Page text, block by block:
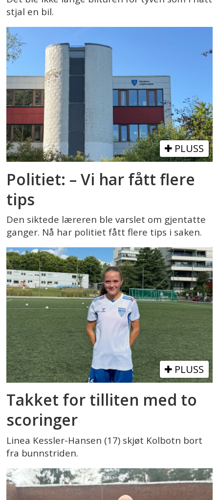
stjal en bil.
PLUSS
Politiet: – Vi har fått flere
tips
Den siktede læreren ble varslet om gjentatte
ganger. Nå har politiet fått flere tips i saken.
PLUSS
Takket for tilliten med to
scoringer
Linea Kessler-Hansen (17) skjøt Kolbotn bort
fra bunnstriden.